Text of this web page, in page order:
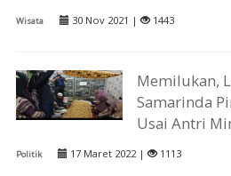
Wisata 30 Nov 2021 | 1443
Memilukan,
Samarinda
Usai Antri
Politik 17 Maret 2022 | 1113